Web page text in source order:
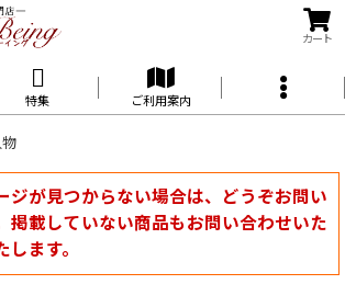
カート
特集 ご利用案内
ジが見つからない場合は、どうぞお問い
掲載していない商品もお問い合わせいた
ます。